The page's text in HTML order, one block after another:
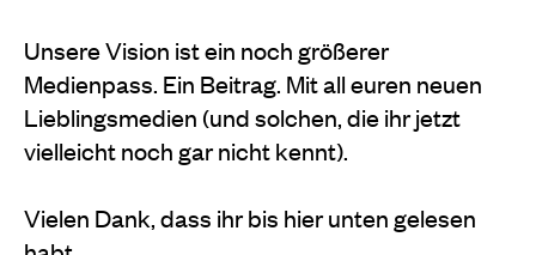
Unsere Vision ist ein noch größerer
Medienpass. Ein Beitrag. Mit all euren neuen
Lieblingsmedien (und solchen, die ihr jetzt
vielleicht noch gar nicht kennt).
Vielen Dank, dass ihr bis hier unten gelesen